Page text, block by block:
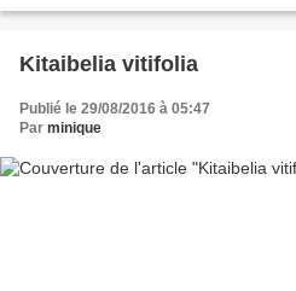
Kitaibelia vitifolia
Publié le 29/08/2016 à 05:47
Par minique